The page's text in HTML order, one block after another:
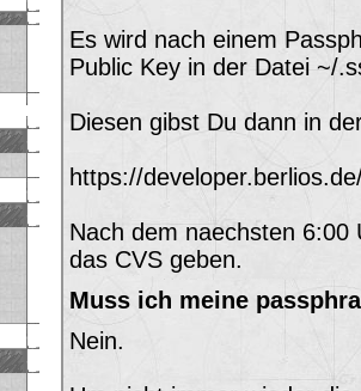
Es wird nach einem
Public Key in der Datei ~/
Diesen gibst Du dann in
https://
Nach dem naechsten 6:00
das CVS geben.
Muss ich meine
Nein.